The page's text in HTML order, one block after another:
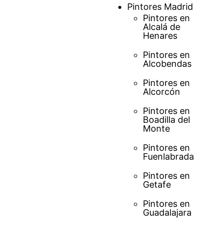
Pintores Madrid
Pintores en
Alcalá de
Henares
Pintores en
Alcobendas
Pintores en
Alcorcón
Pintores en
Boadilla del
Monte
Pintores en
Fuenlabrada
Pintores en
Getafe
Pintores en
Guadalajara